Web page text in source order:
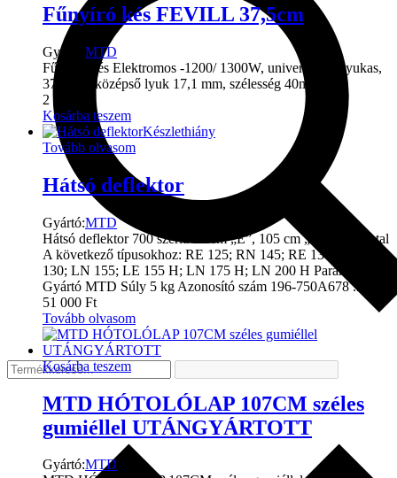
Fűnyíró kés FEVILL 37,5cm
Gyártó: MTD
Fűnyíró kés Elektromos -1200/ 1300W, univerzális,3 lyukas,
37,5 cm, középső lyuk 17,1 mm, szélesség 40mm ...
2 600
Kosárba teszem
Készlethiány
Tovább olvasom
Hátsó deflektor
Gyártó:MTD
Hátsó deflektor 700 széria 92 cm „E”, 105 cm „N” vágóasztal
A következő típusokhoz: RE 125; RN 145; RE 130 H; LE
130; LN 155; LE 155 H; LN 175 H; LN 200 H Paraméterek
Gyártó MTD Súly 5 kg Azonosító szám 196-750A678 ...
51 000 Ft
Tovább olvasom
Kosárba teszem
MTD HÓTOLÓLAP 107CM széles
gumiéllel UTÁNGYÁRTOTT
Gyártó:MTD